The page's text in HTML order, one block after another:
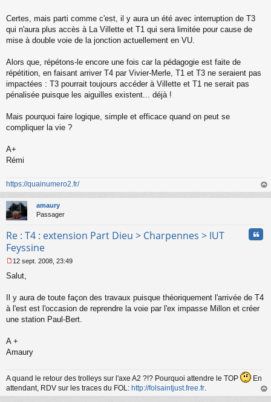
s
a
g
e
o
n
l
u
Certes, mais parti comme c'est, il y aura un été avec interruption de T3
qui n'aura plus accès à La Villette et T1 qui sera limitée pour cause de
mise à double voie de la jonction actuellement en VU.
Alors que, répétons-le encore une fois car la pédagogie est faite de
répétition, en faisant arriver T4 par Vivier-Merle, T1 et T3 ne seraient pas
impactées : T3 pourrait toujours accéder à Villette et T1 ne serait pas
pénalisée puisque les aiguilles existent... déjà !
Mais pourquoi faire logique, simple et efficace quand on peut se
compliquer la vie ?
A+
Rémi
https://quainumero2.fr/
au
amaury
Passager
Re : T4 : extension Part Dieu > Charpennes > IUT
Feyssine
e
s
a
g
e
o
n
12 sept. 2008, 23:49
Salut,
Il y aura de toute façon des travaux puisque théoriquement l'arrivée de T4
à l'est est l'occasion de reprendre la voie par l'ex impasse Millon et créer
une station Paul-Bert.
A +
Amaury
A quand le retour des trolleys sur l'axe A2 ?!? Pourquoi attendre le TOP
En
attendant, RDV sur les traces du FOL: http://folsaintjust.free.fr
au